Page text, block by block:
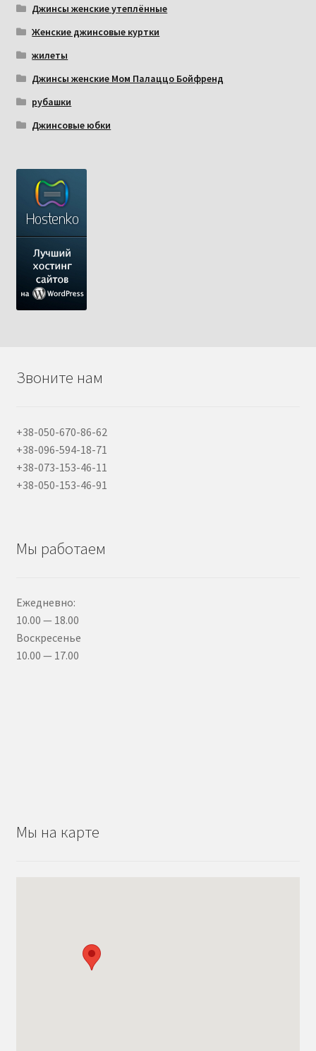
Джинсы женские утеплённые
Женские джинсовые куртки
жилеты
Джинсы женские Мом Палаццо Бойфренд
рубашки
Джинсовые юбки
Звоните нам
+38-050-670-86-62
+38-096-594-18-71
+38-073-153-46-11
+38-050-153-46-91
Мы работаем
Ежедневно:
10.00 — 18.00
Воскресенье
10.00 — 17.00
Мы на карте